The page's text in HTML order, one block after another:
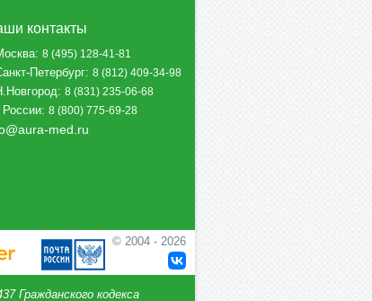
контакты
:8 (495) 128-41-81
Петербург:8 (812) 409-34-98
:8 (831) 235-06-68
России:8 (800) 775-69-28
med.ru
© 2004 - 2026
Гражданского кодекса